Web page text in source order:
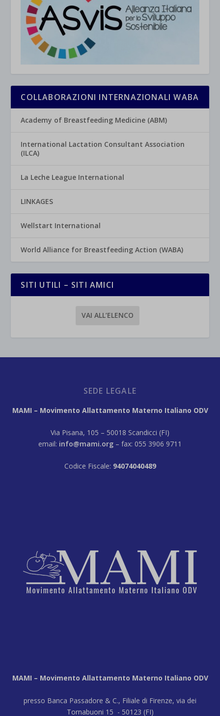
COLLABORAZIONI INTERNAZIONALI WABA
Academy of Breastfeeding Medicine (ABM)
International Lactation Consultant Association
(ILCA)
La Leche League International
LINKAGES
Wellstart International
World Alliance for Breastfeeding Action (WABA)
SITI UTILI – SITI AMICI
VAI ALL’ELENCO
SEDE LEGALE
MAMI – Movimento Allattamento Materno Italiano ODV
Via Pisana, 105 – 50018 Scandicci (FI)
email: info@mami.org – fax: 055 3906 9711
Codice Fiscale: 94074040489
MAMI – Movimento Allattamento Materno Italiano ODV
presso Banca Passadore & C., Filiale di Firenze, via dei
Tornabuoni 15 - 50123 (FI)